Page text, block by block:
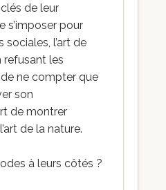
de leur
s’imposer pour
sociales, l’art de
refusant les
de ne compter que
son
de montrer
de la nature.
à leurs côtés ?